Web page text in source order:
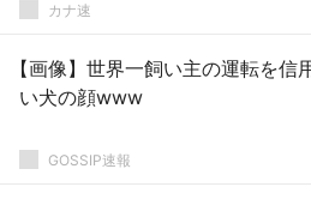
カナ速
【画像】世界一飼い主の運転を信
い犬の顔www
GOSSIP速報